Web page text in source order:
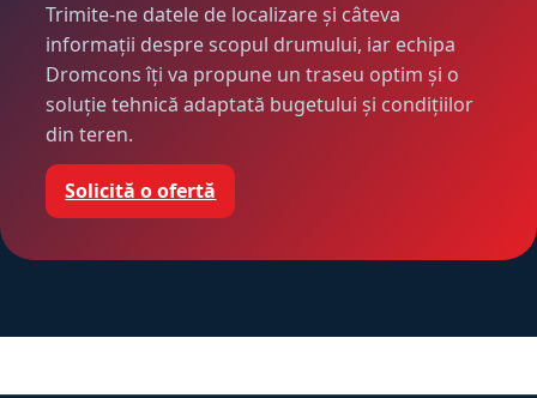
Trimite-ne datele de localizare și câteva
informații despre scopul drumului, iar echipa
Dromcons îți va propune un traseu optim și o
soluție tehnică adaptată bugetului și condițiilor
din teren.
Solicită o ofertă